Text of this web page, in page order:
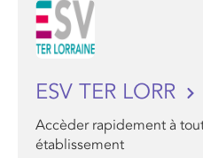
ESV TER LORR
Accèder rapidement à
établissement